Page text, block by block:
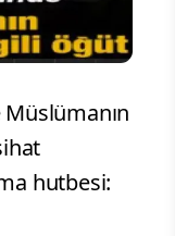
hutbesi: